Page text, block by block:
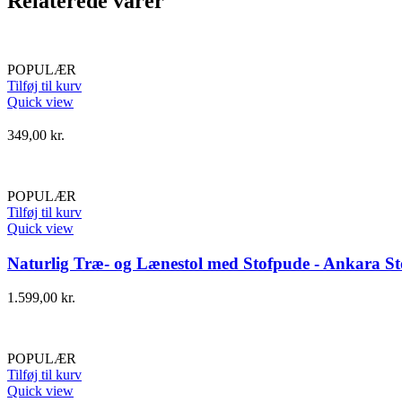
POPULÆR
Tilføj til kurv
Quick view
349,00 kr.
POPULÆR
Tilføj til kurv
Quick view
Naturlig Træ- og Lænestol med Stofpude - Ankara
1.599,00 kr.
POPULÆR
Tilføj til kurv
Quick view